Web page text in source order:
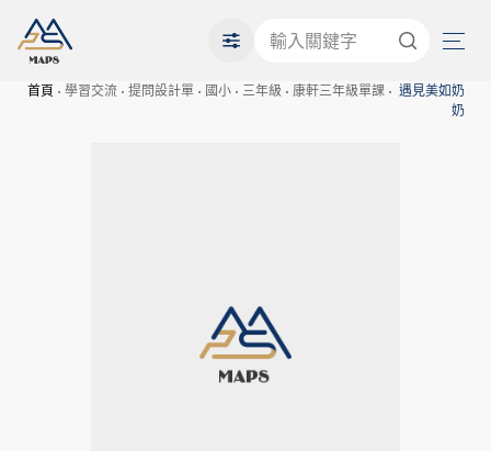
首頁 學習交流 提問設計單 國小 三年級 康軒三年級單課
遇見美如奶
奶